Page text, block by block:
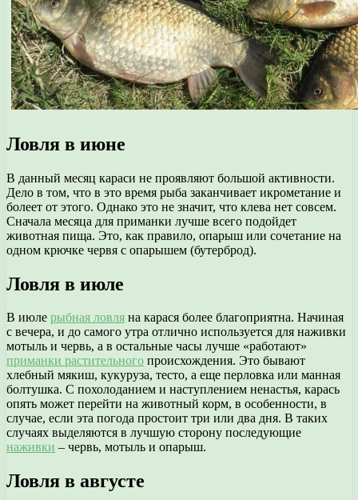
Ловля в июне
В данный месяц караси не проявляют большой активности.
Дело в том, что в это время рыба заканчивает икрометание и
болеет от этого. Однако это не значит, что клева нет совсем.
Сначала месяца для приманки лучше всего подойдет
животная пища. Это, как правило, опарыш или сочетание на
одном крючке червя с опарышем (бутерброд).
Ловля в июле
В июле рыбная ловля на карася более благоприятна. Начиная
с вечера, и до самого утра отлично используется для наживки
мотыль и червь, а в остальные часы лучше «работают»
приманки растительного происхождения. Это бывают
хлебный мякиш, кукуруза, тесто, а еще перловка или манная
болтушка. С похолоданием и наступлением ненастья, карась
опять может перейти на животный корм, в особенности, в
случае, если эта погода простоит три или два дня. В таких
случаях выделяются в лучшую сторону последующие
наживки – червь, мотыль и опарыш.
Ловля в августе